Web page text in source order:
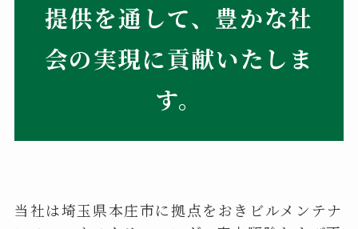
提供を通して、 豊かな社
会の実現に貢献いたしま
す。
当社は埼玉県本庄市に拠点をおきビルメンテナ